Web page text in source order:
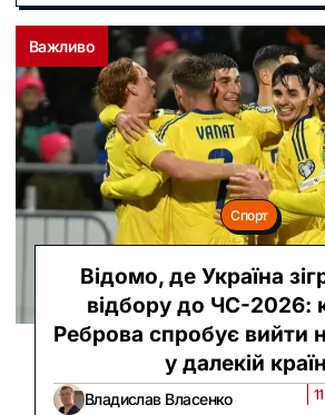
Важливо
Спорт
Відомо, де Україна
відбору до ЧС-2026:
Реброва спробує вийти
у далекій
Владислав Власенко